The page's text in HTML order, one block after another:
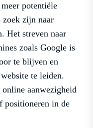
potentiële
zoek zijn naar
Het streven naar
zoals Google is
te blijven en
te leiden.
aanwezigheid
positioneren in de